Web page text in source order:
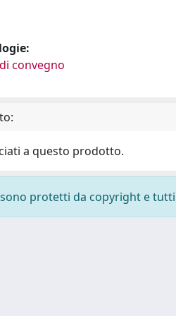
convegno
a questo prodotto.
protetti da copyright e